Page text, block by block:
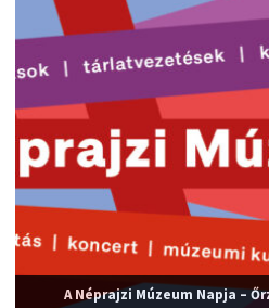
A Néprajzi Múzeum Napja –